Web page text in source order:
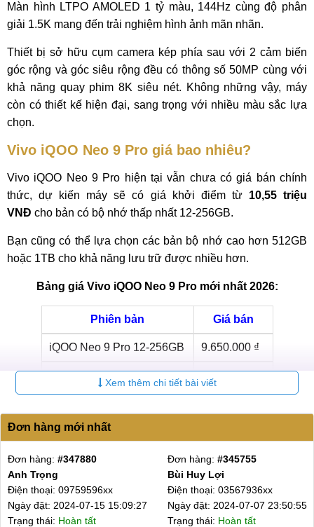
Màn hình LTPO AMOLED 1 tỷ màu, 144Hz cùng độ phân
giải 1.5K mang đến trải nghiệm hình ảnh mãn nhãn.
Thiết bị sở hữu cụm camera kép phía sau với 2 cảm biến
góc rộng và góc siêu rộng đều có thông số 50MP cùng với
khả năng quay phim 8K siêu nét. Không những vậy, máy
còn có thiết kế hiện đại, sang trọng với nhiều màu sắc lựa
chọn.
Vivo iQOO Neo 9 Pro giá bao nhiêu?
Vivo iQOO Neo 9 Pro hiện tại vẫn chưa có giá bán chính
thức, dự kiến máy sẽ có giá khởi điểm từ 10,55 triệu
VNĐ cho bản có bộ nhớ thấp nhất 12-256GB.
Bạn cũng có thể lựa chọn các bản bộ nhớ cao hơn 512GB
hoặc 1TB cho khả năng lưu trữ được nhiều hơn.
Bảng giá Vivo iQOO Neo 9 Pro mới nhất 2026:
Phiên bản Giá bán
iQOO Neo 9 Pro 12-256GB 9.650.000 ₫
iQOO Neo 9 Pro 12-512GB 10.650.000 ₫
iQOO Neo 9 Pro 16GB-1TB
MobileCity cũng sẽ phân phối các mẫu điện thoại thuộc
dòng iQOO Neo 9. Bạn có thể tham khảo dưới đây.
Bảng giáđiện thoại Vivo iQOO Neo 9 Series mới nhất
2025:
Xem thêm chi tiết bài viết
Đơn hàng mới nhất
Đơn hàng: #343205
A Hiểu
Điện thoại: 08382983xx
Ngày đặt: 2024-06-25 14:21:37
Trạng thái: Đã chốt
Đơn hàng: #341863
anh Minh
Điện thoại: 08473806xx
Ngày đặt: 2024-06-18 19:55:02
Trạng thái: Đã chốt